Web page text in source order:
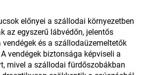
előnyei a szállodai környezetben
az egyszerű lábvédőn, jelentős
és a szállodaüzemeltetők
vendégek biztonsága képviseli a
mivel a szállodai fürdőszobákban